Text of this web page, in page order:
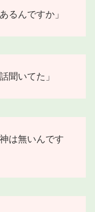
るんですか」
聞いてた」
は無いんです